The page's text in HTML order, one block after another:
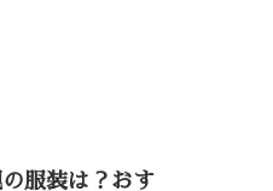
服装は？おす